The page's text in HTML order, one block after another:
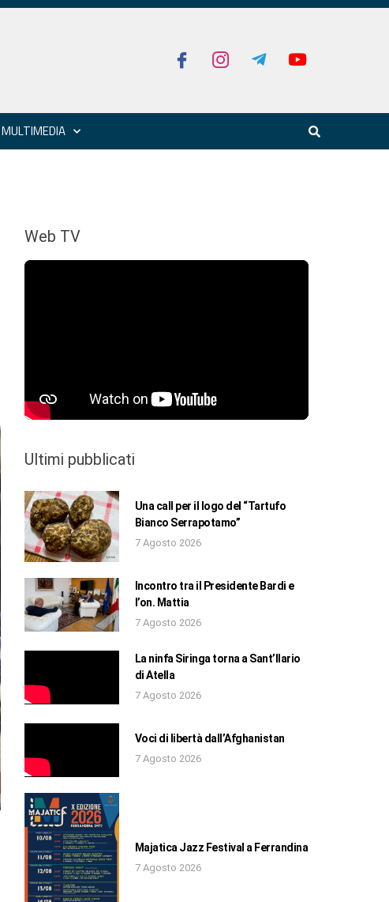
MULTIMEDIA
Web TV
Ultimi pubblicati
Una call per il logo del “Tartufo
Bianco Serrapotamo”
7 Agosto 2026
Incontro tra il Presidente Bardi e
l’on. Mattia
7 Agosto 2026
La ninfa Siringa torna a Sant’Ilario
di Atella
7 Agosto 2026
Voci di libertà dall’Afghanistan
7 Agosto 2026
Majatica Jazz Festival a Ferrandina
7 Agosto 2026